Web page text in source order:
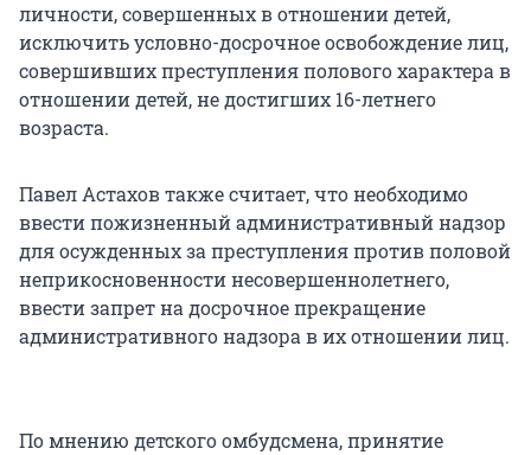
личности, совершенных в отношении детей,
исключить условно-досрочное освобождение лиц,
совершивших преступления полового характера в
отношении детей, не достигших 16-летнего
возраста.
Павел Астахов также считает, что необходимо
ввести пожизненный административный надзор
для осужденных за преступления против половой
неприкосновенности несовершеннолетнего,
ввести запрет на досрочное прекращение
административного надзора в их отношении лиц.
По мнению детского омбудсмена, принятие